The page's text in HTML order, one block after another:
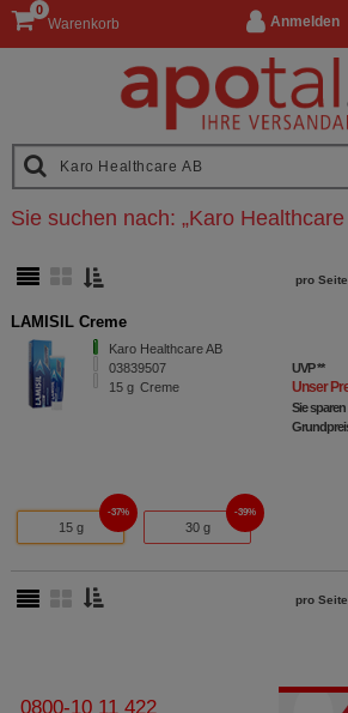
Anmelden
Warenkorb
0
Sie suchen nach: „Karo Healthcare
pro Seite
LAMISIL Creme
Karo Healthcare AB
03839507
15 g Creme
UVP**
Unser
Sie sparen
15 g
37%
30 g
39%
pro Seite
0800-10 11 422